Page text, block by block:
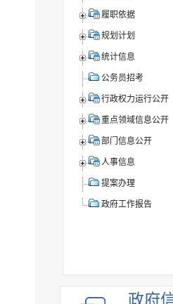
履职依据
规划计划
统计信息
公务员招考
行政权力运行公开
重点领域信息公开
部门信息公开
人事信息
提案办理
政府工作报告
政府